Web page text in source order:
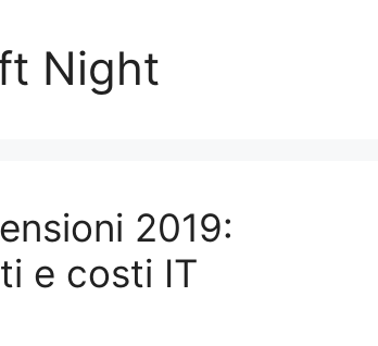
Night
2019:
e costi IT